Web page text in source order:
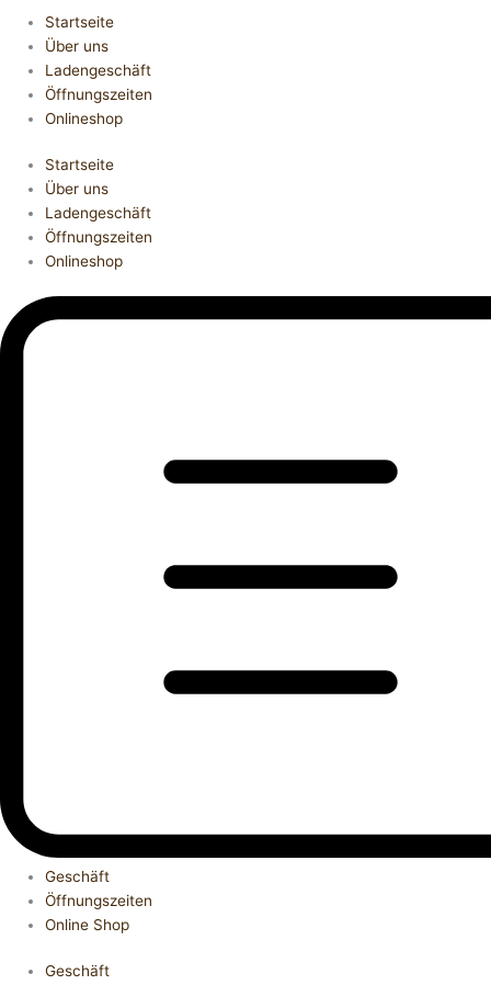
Startseite
Über uns
Ladengeschäft
Öffnungszeiten
Onlineshop
Startseite
Über uns
Ladengeschäft
Öffnungszeiten
Onlineshop
Geschäft
Öffnungszeiten
Online Shop
Geschäft